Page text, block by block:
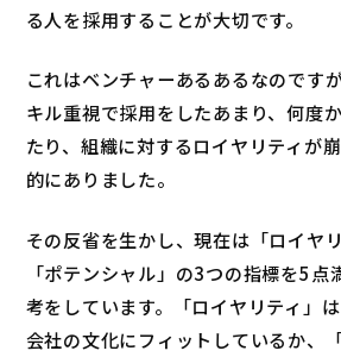
る人を採用することが大切です。
これはベンチャーあるあるなのです
キル重視で採用をしたあまり、何度
たり、組織に対するロイヤリティが
的にありました。
その反省を生かし、現在は「ロイヤ
「ポテンシャル」の3つの指標を5点
考をしています。「ロイヤリティ」
会社の文化にフィットしているか、